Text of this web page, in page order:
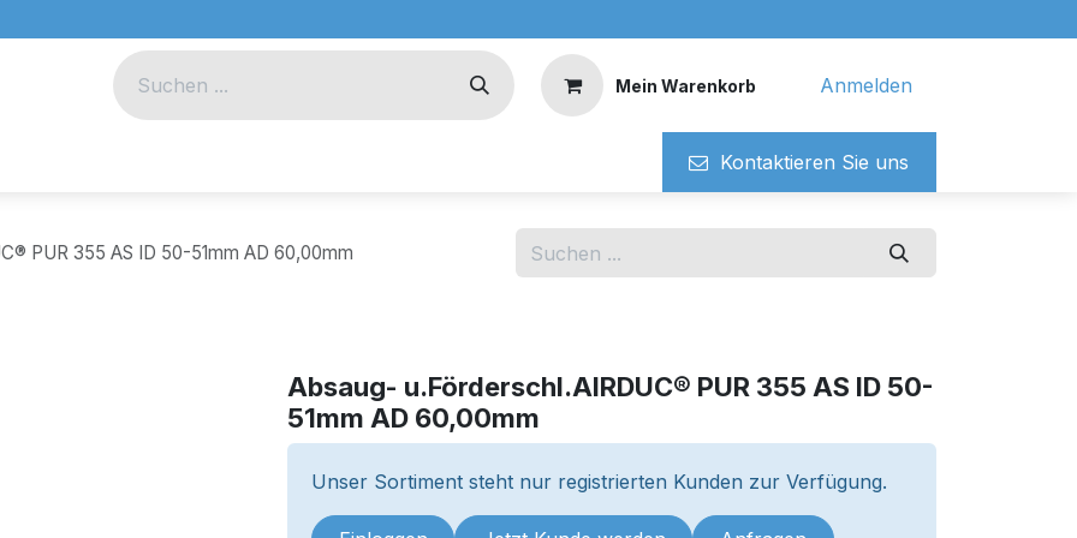
Mein Warenkorb Anmelden
Kontaktieren ​​Si​​e uns
PUR 355 AS ID 50-51mm AD 60,00mm
Absaug- u.Förderschl.AIRDUC® PUR 355 AS ID 50-
51mm AD 60,00mm
Unser Sortiment steht nur registrierten Kunden zur Verfügung.